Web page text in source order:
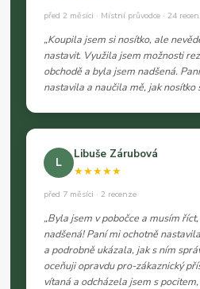
před 2 měsíci · Místní průvodce · 24
„Koupila jsem si nosítko, ale
nastavit. Využila jsem možnosti
obchodě a byla jsem nadšená.
nastavila a naučila mě, jak
L
Libuše Zárubová
★★★★★
před 7 měsíci · 2 recenze
„Byla jsem v pobočce a musím
nadšená! Paní mi ochotně
a podrobně ukázala, jak s ním
oceňuji opravdu pro-zákaznický
vítaná a odcházela jsem s